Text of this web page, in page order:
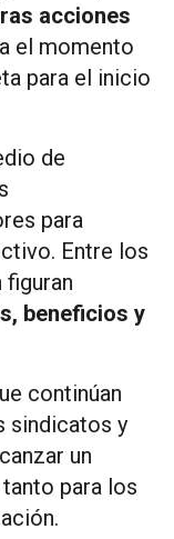
acciones
el momento
para el inicio
de
para
Entre los
beneficios y
continúan
sindicatos y
un
para los